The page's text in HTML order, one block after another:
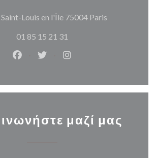
Louis en l'Île 75004 Paris((ανοίγει σε
01 85 15 21 31
Facebook ((ανοίγει σε νέο
Twitter ((ανοίγει σε νέο
Instagram ((ανοίγει
μαζί μας